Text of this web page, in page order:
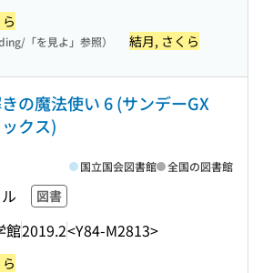
「を見よ」参照） 結月, さくら
の魔法使い 6 (サンデーGX
クス)
図書
館2019.2<Y84-M2813>
国立国会図書館 全国の図書館